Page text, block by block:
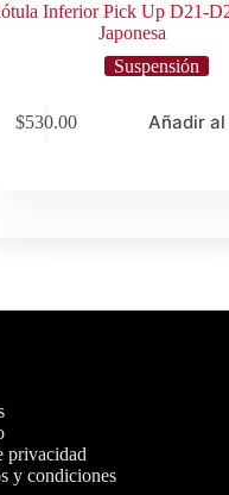
Inferior Pick Up D21-
Japonesa
Suspensión
$530.00 Añadir al
privacidad
y condiciones